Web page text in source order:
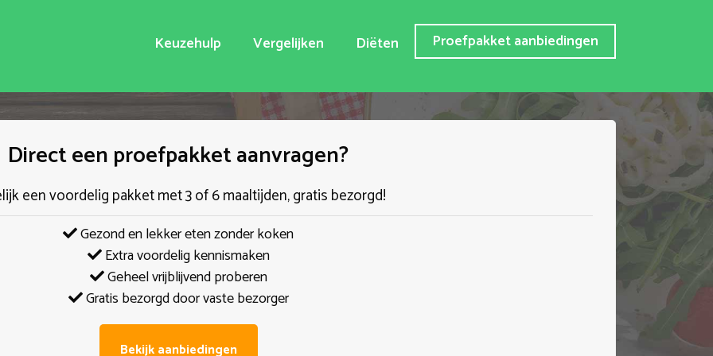
Keuzehulp Vergelijken Diëten Proefpakket aanbiedingen
Direct een proefpakket aanvragen?
een voordelig pakket met 3 of 6 maaltijden, gratis bezorgd!
Gezond en lekker eten zonder koken
Extra voordelig kennismaken
Geheel vrijblijvend proberen
Gratis bezorgd door vaste bezorger
Bekijk aanbiedingen